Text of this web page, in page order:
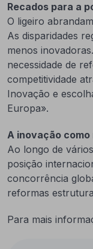
Recados para a
O ligeiro
As disparidades
menos
necessidade de
competitividade
Inovação e
Europa».
A inovação como
Ao longo de
posição
concorrência
reformas
Para mais